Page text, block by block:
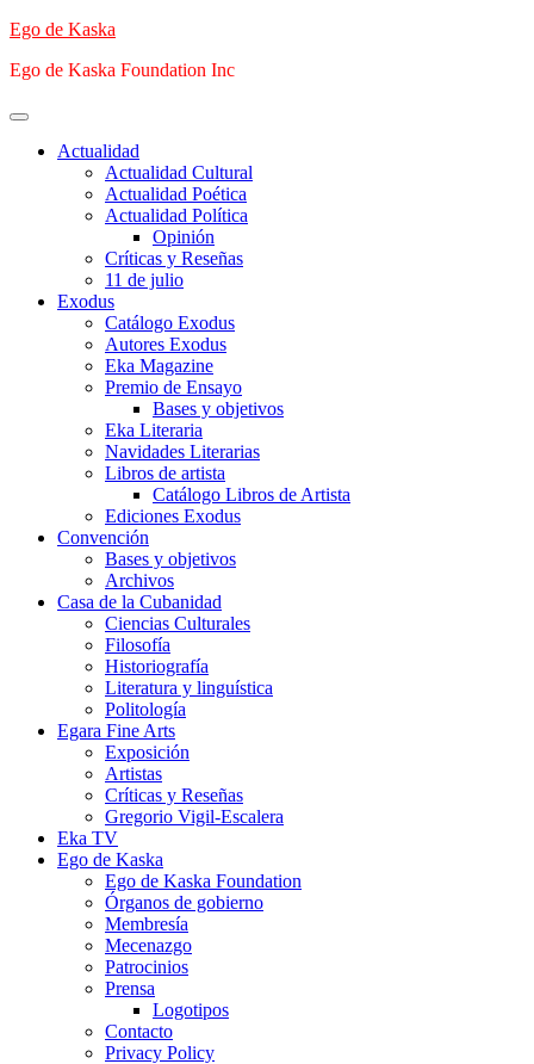
Saltar
contenido
Ego de Kaska
Ego de Kaska Foundation Inc
Menú
principalActualidad
Actualidad Cultural
Actualidad Poética
Actualidad Política
Opinión
Críticas y Reseñas
11 de julio
Exodus
Catálogo Exodus
Autores Exodus
Eka Magazine
Premio de Ensayo
Bases y objetivos
Eka Literaria
Navidades Literarias
Libros de artista
Catálogo Libros de Artista
Ediciones Exodus
Convención
Bases y objetivos
Archivos
Casa de la Cubanidad
Ciencias Culturales
Filosofía
Historiografía
Literatura y linguística
Politología
Egara Fine Arts
Exposición
Artistas
Críticas y Reseñas
Gregorio Vigil-Escalera
Eka TV
Ego de Kaska
Ego de Kaska Foundation
Órganos de gobierno
Membresía
Mecenazgo
Patrocinios
Prensa
Logotipos
Contacto
Privacy Policy